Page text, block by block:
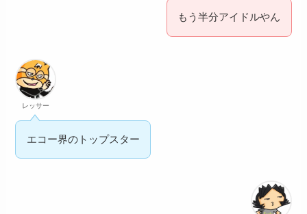
もう半分アイドルやん
レッサー
エコー界のトップスター